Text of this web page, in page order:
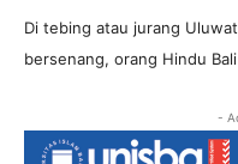
Di tebing atau jurang
bersenang, orang Hindu
-